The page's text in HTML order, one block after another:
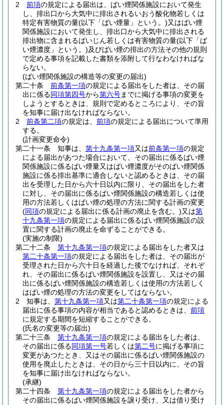
2
前項の規定による届出は、ばい煙関係施設において発生
し、排出口から大気中に排出されるいおう酸化物若しくは
特定有害物質の量(以下「ばい煙量」という。)又はばい煙
関係施設において発生し、排出口から大気中に排出される
排出物に含まれるばいじん若しくは有害物質の量(以下「ば
い煙濃度」という。)及びばい煙の排出の方法その他の規則
で定める事項を記載した書類を添附して行なわなければな
らない。
(ばい煙関係施設の構造等の変更の届出)
第二十条
前条第一項の規定による届出をした者は、その届
出に係る同項第四号から第六号までに掲げる事項の変更を
しようとするときは、規則で定めるところにより、その旨
を知事に届け出なければならない。
2
前条第二項の規定は、 前項の規定による届出について準用
する。
(計画変更命令)
第二十一条
知事は、 第十九条第一項又は前条第一項の規定
による届出があつた場合において、その届出に係るばい煙
関係施設に係るばい煙量又はばい煙濃度がそのばい煙関係
施設に係る排出基準に適合しないと認めるときは、その届
出を受理した日から六十日以内に限り、その届出をした者
に対し、その届出に係るばい煙関係施設の構造若しくは使
用の方法若しくはばい煙の処理の方法に関する計画の変更
(同項の規定による届出に係る計画の廃止を含む。)又は第
十九条第一項の規定による届出に係るばい煙関係施設の設
置に関する計画の廃止を命ずることができる。
(実施の制限)
第二十二条
第十九条第一項の規定による届出をした者又は
第二十条第一項の規定による届出をした者は、その届出が
受理された日から六十日を経過した後でなければ、それぞ
れ、その届出に係るばい煙関係施設を設置し、又はその届
出に係るばい煙関係施設の構造若しくは使用の方法若しく
はばい煙の処理の方法の変更をしてはならない。
2
知事は、 第十九条第一項又は第二十条第一項の規定による
届出に係る事項の内容が相当であると認めるときは、 前項
に規定する期間を短縮することができる。
(氏名の変更等の届出)
第二十三条
第十九条第一項の規定による届出をした者は、
その届出に係る同項第一号若しくは第二号に掲げる事項に
変更があつたとき、又はその届出に係るばい煙関係施設の
使用を廃止したときは、その日から三十日以内に、その旨
を知事に届け出なければならない。
(承継)
第二十四条
第十九条第一項の規定による届出をした者から
その届出に係るばい煙関係施設を譲り受け、又は借り受け